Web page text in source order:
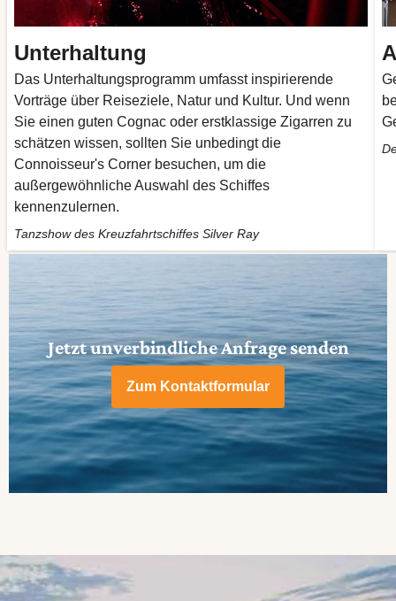
Unterhaltung
Das Unterhaltungsprogramm umfasst inspirierende
Vorträge über Reiseziele, Natur und Kultur. Und wenn
Sie einen guten Cognac oder erstklassige Zigarren zu
schätzen wissen, sollten Sie unbedingt die
Connoisseur's Corner besuchen, um die
außergewöhnliche Auswahl des Schiffes
kennenzulernen.
Tanzshow des Kreuzfahrtschiffes Silver Ray
Jetzt unverbindliche Anfrage senden
Zum Kontaktformular